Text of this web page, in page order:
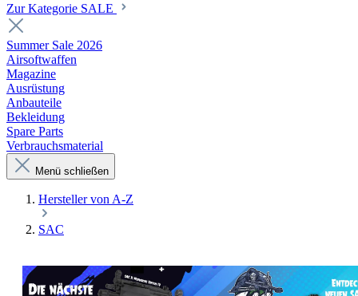
Zur Kategorie SALE
Summer Sale 2026
Airsoftwaffen
Magazine
Ausrüstung
Anbauteile
Bekleidung
Spare Parts
Verbrauchsmaterial
Menü schließen
Hersteller von A-Z
SAC